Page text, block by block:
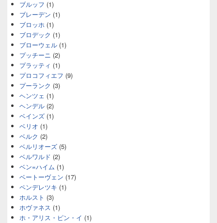
ブルッフ (1)
ブレーデン (1)
ブロッホ (1)
ブロデック (1)
ブローウェル (1)
プッチーニ (2)
プラッティ (1)
プロコフィエフ (9)
プーランク (3)
ヘンツェ (1)
ヘンデル (2)
ベインズ (1)
ベリオ (1)
ベルク (2)
ベルリオーズ (5)
ベルワルド (2)
ベン=ハイム (1)
ベートーヴェン (17)
ペンデレツキ (1)
ホルスト (3)
ホヴァネス (1)
ホ・アリス・ピン・イ (1)